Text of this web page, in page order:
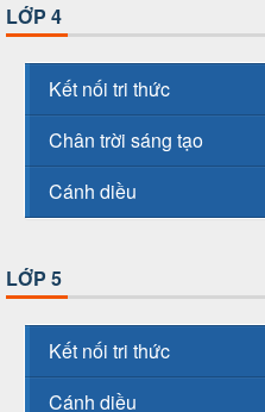
LỚP 4
Kết nối tri thức
Chân trời sáng tạo
Cánh diều
LỚP 5
Kết nối tri thức
Cánh diều